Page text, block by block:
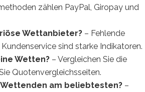
zählen PayPal, Giropay und
Wettanbieter? – Fehlende
sind starke Indikatoren.
Wetten? – Vergleichen Sie die
Quotenvergleichsseiten.
am beliebtesten? –